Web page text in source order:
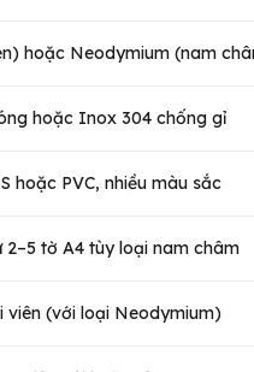
hoặc Neodymium (nam
hoặc Inox 304 chống gỉ
hoặc PVC, nhiều màu sắc
2–5 tờ A4 tùy loại nam châm
viên (với loại Neodymium)